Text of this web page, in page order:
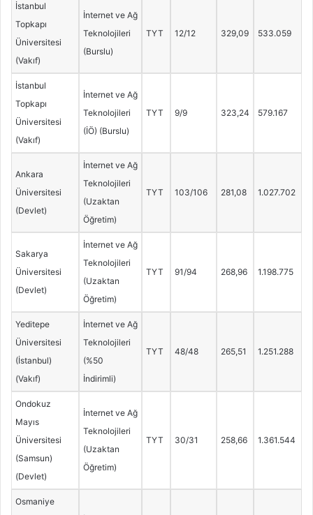
İstanbul
Topkapı
Üniversitesi
(Vakıf)
İnternet ve Ağ
Teknolojileri
(Burslu)
TYT 12/12 329,09 533.059
İstanbul
Topkapı
Üniversitesi
(Vakıf)
İnternet ve Ağ
Teknolojileri
(İÖ) (Burslu)
TYT 9/9 323,24 579.167
Ankara
Üniversitesi
(Devlet)
İnternet ve Ağ
Teknolojileri
(Uzaktan
Öğretim)
TYT 103/106 281,08 1.027.702
Sakarya
Üniversitesi
(Devlet)
İnternet ve Ağ
Teknolojileri
(Uzaktan
Öğretim)
TYT 91/94 268,96 1.198.775
Yeditepe
Üniversitesi
(İstanbul)
(Vakıf)
İnternet ve Ağ
Teknolojileri
(%50
İndirimli)
TYT 48/48 265,51 1.251.288
Ondokuz
Mayıs
Üniversitesi
(Samsun)
(Devlet)
İnternet ve Ağ
Teknolojileri
(Uzaktan
Öğretim)
TYT 30/31 258,66 1.361.544
Osmaniye